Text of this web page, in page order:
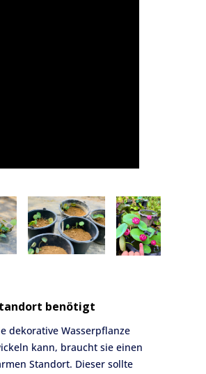
benötigt
dekorative Wasserpflanze
kann, braucht sie einen
Standort. Dieser sollte